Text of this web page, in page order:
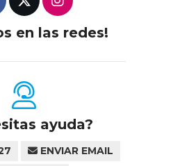
en las redes!
ayuda?
ENVIAR EMAIL